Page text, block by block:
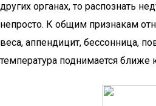
других органах, то распознать
непросто. К общим признакам
веса, аппендицит, бессонница,
температура поднимается ближе